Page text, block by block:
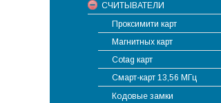
СЧИТЫВАТЕЛИ
Проксимити карт
Магнитных карт
Cotag карт
Смарт-карт 13,56 МГц
Кодовые замки